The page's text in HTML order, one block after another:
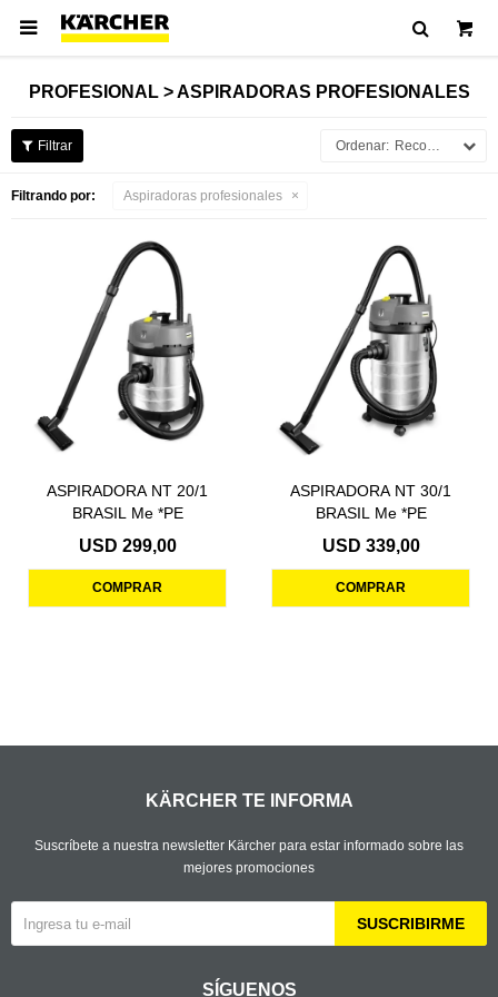

PROFESIONAL > ASPIRADORAS PROFESIONALES
Recomendados
Filtrando por: Aspiradoras profesionales
ASPIRADORA NT 20/1
BRASIL Me *PE
USD 299,00
ASPIRADORA NT 30/1
BRASIL Me *PE
USD 339,00
SÍGUENOS
KÄRCHER TE INFORMA
Suscríbete a nuestra newsletter Kärcher para estar informado sobre las
mejores promociones
SUSCRIBIRME